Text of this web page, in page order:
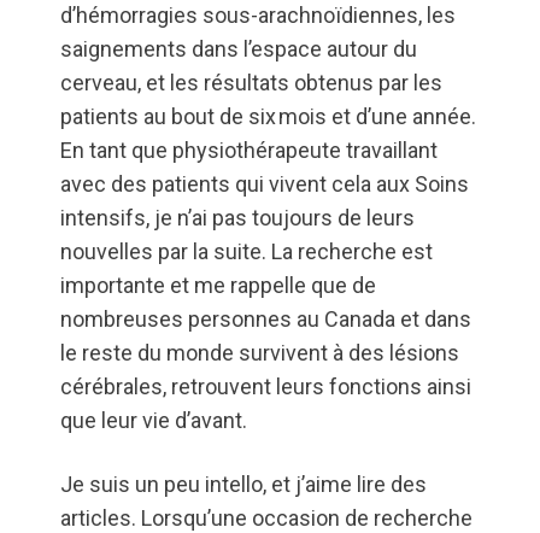
d’hémorragies sous-arachnoïdiennes, les
saignements dans l’espace autour du
cerveau, et les résultats obtenus par les
patients au bout de six mois et d’une année.
En tant que physiothérapeute travaillant
avec des patients qui vivent cela aux Soins
intensifs, je n’ai pas toujours de leurs
nouvelles par la suite. La recherche est
importante et me rappelle que de
nombreuses personnes au Canada et dans
le reste du monde survivent à des lésions
cérébrales, retrouvent leurs fonctions ainsi
que leur vie d’avant.
Je suis un peu intello, et j’aime lire des
articles. Lorsqu’une occasion de recherche